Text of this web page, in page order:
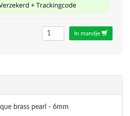
In mandje
brass pearl - 6mm